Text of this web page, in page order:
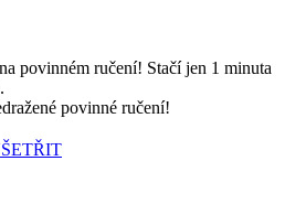
povinném ručení! Stačí jen 1 minuta
povinné ručení!